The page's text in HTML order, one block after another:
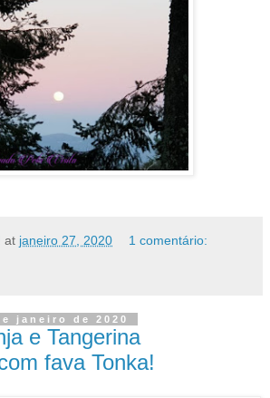
at janeiro 27, 2020 1 comentário:
janeiro de 2020
e Tangerina
fava Tonka!